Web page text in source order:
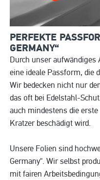
PERFEKTE
GERMANY“
Durch unser aufwändiges
eine ideale Passform, die
Wir bedecken nicht nur
das oft bei Edelstahl-
auch mindestens die
Kratzer beschädigt wird.
Unsere Folien sind
Germany“. Wir selbst
mit fairen